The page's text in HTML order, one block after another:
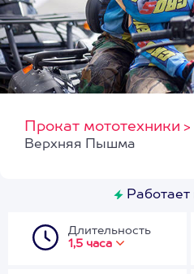
Прокат мототехники >
Верхняя Пышма
Длительность
1,5 часа